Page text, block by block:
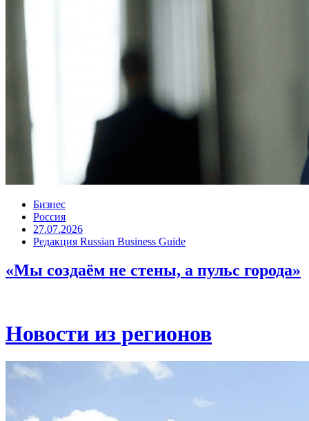
Бизнес
Россия
27.07.2026
Редакция Russian Business Guide
«Мы создаём не стены, а пульс города»
Новости из регионов